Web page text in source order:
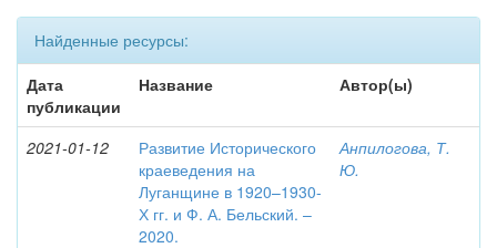
Найденные ресурсы:
Дата
публикации
Название Автор(ы)
2021-01-12
Развитие Исторического
краеведения на
Луганщине в 1920–1930-
Х гг. и Ф. А. Бельский. –
2020.
Анпилогова, Т.
Ю.